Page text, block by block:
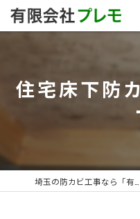
住宅床下防